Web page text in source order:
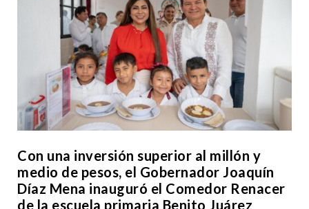
Con una inversión superior al millón y
medio de pesos, el Gobernador Joaquín
Díaz Mena inauguró el Comedor Renacer
de la escuela primaria Benito Juárez